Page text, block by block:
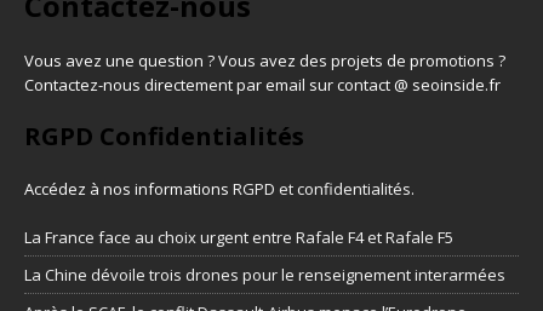
Vous avez une question ? Vous avez des projets de promotions ?
Contactez-nous directement par email sur contact @ seoinside.fr
RGPD Confidentialités
Accédez à nos informations RGPD et confidentialités.
La France face au choix urgent entre Rafale F4 et Rafale F5
La Chine dévoile trois drones pour le renseignement interarmées